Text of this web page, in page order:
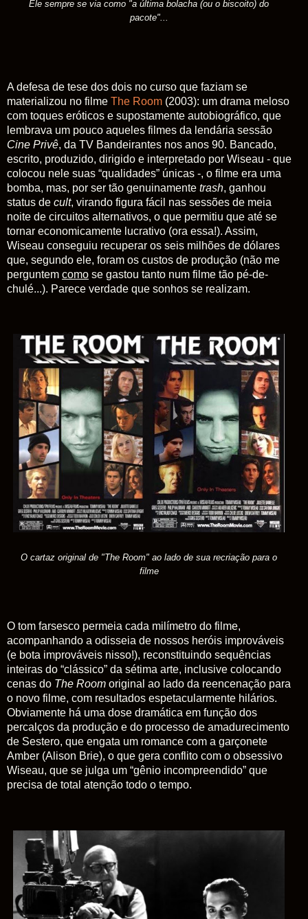
Ele sempre se via como "a última bolacha (ou o biscoito) do
pacote"...
A defesa de tese dos dois no curso que faziam se
materializou no filme The Room (2003): um drama meloso
com toques eróticos e supostamente autobiográfico, que
lembrava um pouco aqueles filmes da lendária sessão
Cine Privê, da TV Bandeirantes nos anos 90. Bancado,
escrito, produzido, dirigido e interpretado por Wiseau - que
colocou nele suas “qualidades” únicas -, o filme era uma
bomba, mas, por ser tão genuinamente trash, ganhou
status de cult, virando figura fácil nas sessões de meia
noite de circuitos alternativos, o que permitiu que até se
tornar economicamente lucrativo (ora essa!). Assim,
Wiseau conseguiu recuperar os seis milhões de dólares
que, segundo ele, foram os custos de produção (não me
perguntem como se gastou tanto num filme tão pé-de-
chulé...). Parece verdade que sonhos se realizam.
O cartaz original de "The Room" ao lado de sua recriação para o
filme
O tom farsesco permeia cada milímetro do filme,
acompanhando a odisseia de nossos heróis improváveis
(e bota improváveis nisso!), reconstituindo sequências
inteiras do “clássico” da sétima arte, inclusive colocando
cenas do The Room original ao lado da reencenação para
o novo filme, com resultados espetacularmente hilários.
Obviamente há uma dose dramática em função dos
percalços da produção e do processo de amadurecimento
de Sestero, que engata um romance com a garçonete
Amber (Alison Brie), o que gera conflito com o obsessivo
Wiseau, que se julga um “gênio incompreendido” que
precisa de total atenção todo o tempo.